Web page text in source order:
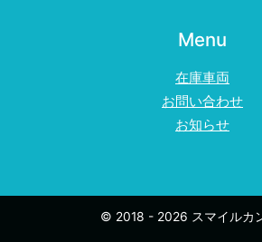
Menu
在庫車両
お問い合わせ
お知らせ
© 2018 - 2026 スマイルカ